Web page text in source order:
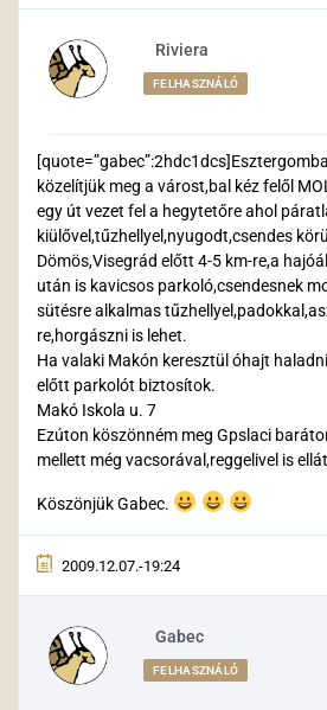
Riviera
FELHASZNÁLÓ
közelítjük meg a várost,bal kéz felől
egy út vezet fel a hegytetőre ahol
kiülővel,tűzhellyel,nyugodt,csendes
Dömös,Visegrád előtt 4-5 km-re,a
után is kavicsos parkoló,csendesnek
sütésre alkalmas
re,horgászni is lehet.
Ha valaki Makón keresztül óhajt
előtt parkolót biztosítok.
Makó Iskola u. 7
Ezúton köszönném meg Gpslaci
mellett még vacsorával,reggelivel is
Köszönjük Gabec.
2009.12.07.-19:24
Gabec
FELHASZNÁLÓ